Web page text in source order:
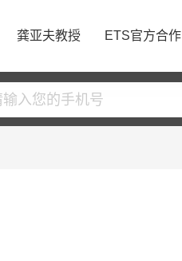
龚亚夫教授 ETS官方合作